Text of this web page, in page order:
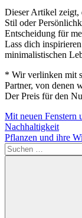
Dieser Artikel zeigt,
Stil oder
Entscheidung für
Lass dich
minimalistischen
* Wir verlinken mit
Partner, von denen
Der Preis für den
Minimalistisch
Wohnen
Vorheriger
Beitrag:
Mit neuen Fenstern
Nachhaltigkeit
Nächster
Beitrag:
Pflanzen und ihre
Suchen
nach: